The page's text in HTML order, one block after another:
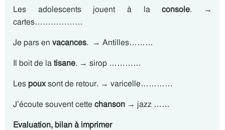
Les adolescents jouent à laconsole. →
cartes………………
Je pars en vacances. → Antilles………
Il boit de latisane. → sirop …………
Lespouxsont de retour. → varicelle…………
J’écoute souvent cettechanson → jazz ……
Evaluation, bilan à imprimer